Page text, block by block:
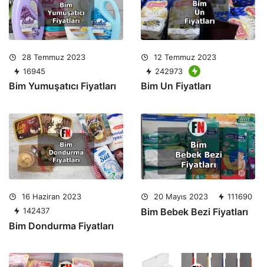
28 Temmuz 2023
16945
Bim Yumuşatıcı Fiyatları
12 Temmuz 2023
242973
Bim Un Fiyatları
16 Haziran 2023
142437
Bim Dondurma Fiyatları
20 Mayıs 2023 111690
Bim Bebek Bezi Fiyatları